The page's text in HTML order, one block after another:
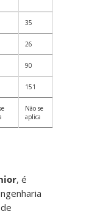
35
26
90
151
Não se
aplica
, é